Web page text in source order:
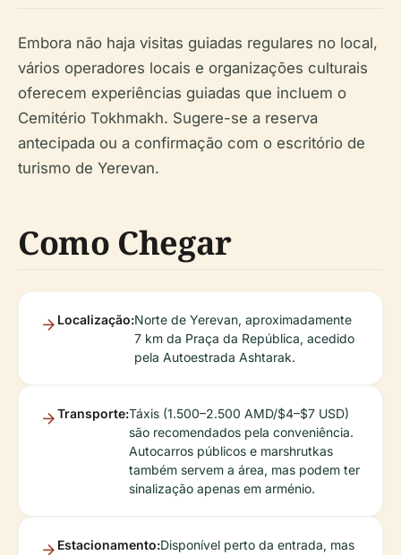
Embora não haja visitas guiadas regulares no local,
vários operadores locais e organizações culturais
oferecem experiências guiadas que incluem o
Cemitério Tokhmakh. Sugere-se a reserva
antecipada ou a confirmação com o escritório de
turismo de Yerevan.
Como Chegar
Localização:Norte de Yerevan, aproximadamente
7 km da Praça da República, acedido
pela Autoestrada Ashtarak.
Transporte:Táxis (1.500–2.500 AMD/$4–$7 USD)
são recomendados pela conveniência.
Autocarros públicos e marshrutkas
também servem a área, mas podem ter
sinalização apenas em arménio.
Estacionamento:Disponível perto da entrada, mas